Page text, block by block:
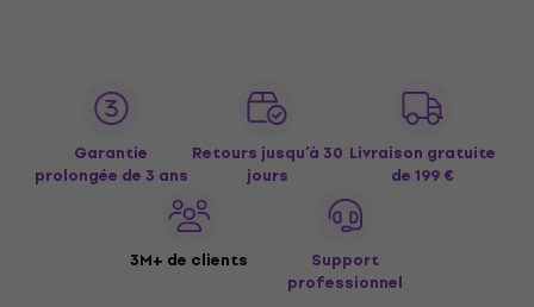
Garantie
prolongée de 3 ans
Retours jusqu’à 30
jours
Livraison gratuite
de 199 €
3M+ de clients
Support
professionnel